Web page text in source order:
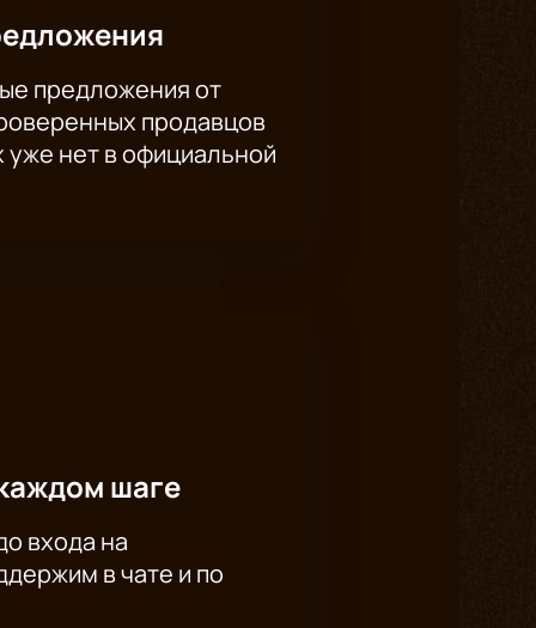
предложения от
продавцов
нет в официальной
шаге
входа на
в чате и по